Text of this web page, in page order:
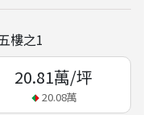
樓之1
20.81萬/坪
20.08萬